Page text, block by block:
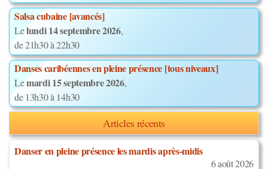
Salsa cubaine [avancés]
Lelundi 14 septembre 2026,
de 21h30 à 22h30
Danses caribéennes en pleine présence [tous niveaux]
Lemardi 15 septembre 2026,
de 13h30 à 14h30
Articles récents
Danser en pleine présence les mardis après-midis
6 août 2026